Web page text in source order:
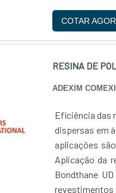
COTAR
RESINA DE
ADEXIM
Eficiência das
dispersas em
aplicações
Aplicação da
Bondthane
revestimentos